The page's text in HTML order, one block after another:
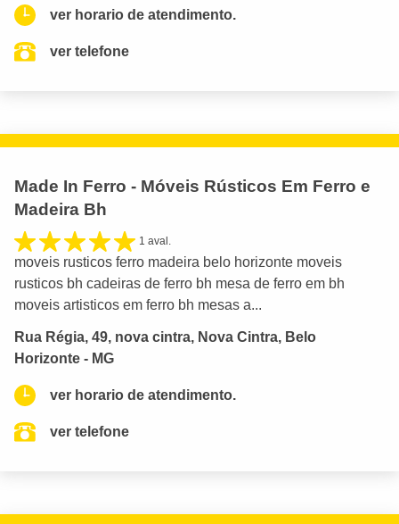
ver horario de atendimento.
ver telefone
Made In Ferro - Móveis Rústicos Em Ferro e
Madeira Bh
1 aval.
moveis rusticos ferro madeira belo horizonte moveis
rusticos bh cadeiras de ferro bh mesa de ferro em bh
moveis artisticos em ferro bh mesas a...
Rua Régia, 49, nova cintra, Nova Cintra, Belo
Horizonte - MG
ver horario de atendimento.
ver telefone